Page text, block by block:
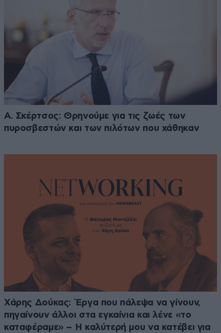
Α. Σκέρτσος: Θρηνούμε για τις ζωές των
πυροσβεστών και των πιλότων που χάθηκαν
Χάρης Δούκας: Έργα που πάλεψα να γίνουν,
πηγαίνουν άλλοι στα εγκαίνια και λένε «το
καταφέραμε» – Η καλύτερή μου να κατέβει για